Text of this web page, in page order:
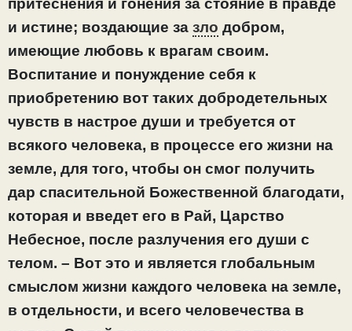
и истине; воздающие за зло добром,
имеющие любовь к врагам своим.
Воспитание и понуждение себя к
приобретению вот таких добродетельных
чувств в настрое души и требуется от
всякого человека, в процессе его жизни на
земле, для того, чтобы он смог получить
дар спасительной Божественной благодати,
которая и введет его в Рай, Царство
Небесное, после разлучения его души с
телом. – Вот это и является глобальным
смыслом жизни каждого человека на земле,
в отдельности, и всего человечества в